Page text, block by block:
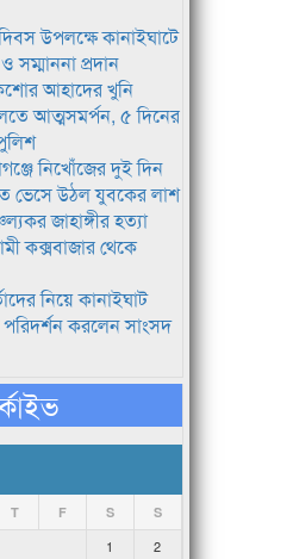
উপলক্ষে কানাইঘাটে
প্রদান
আহাদের খুনি
আত্মসমর্পন, ৫ দিনের
নিখোঁজের দুই দিন
ভেসে উঠল যুবকের লাশ
জাহাঙ্গীর হত্যা
কক্সবাজার থেকে
নিয়ে কানাইঘাট
পরিদর্শন করলেন সাংসদ
T F S S
1
2